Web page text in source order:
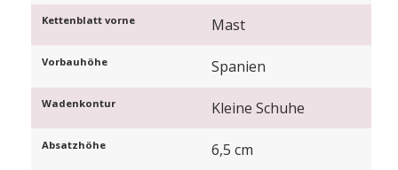
Kettenblatt vorne Mast
Vorbauhöhe Spanien
Wadenkontur Kleine Schuhe
Absatzhöhe 6,5 cm